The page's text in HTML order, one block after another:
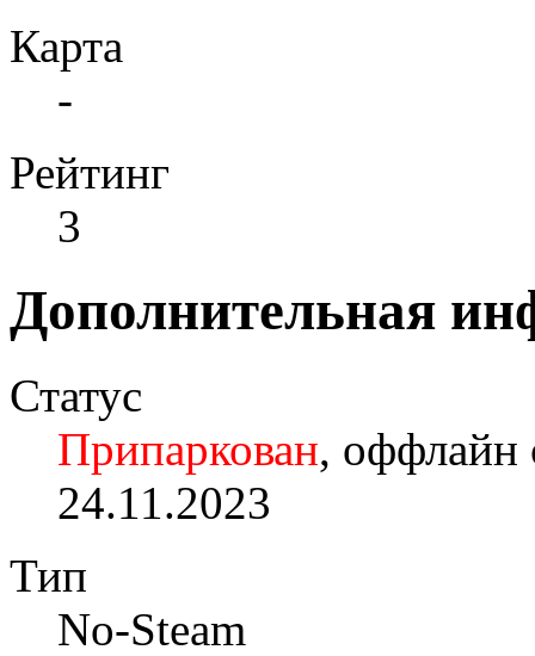
Карта
-
Рейтинг
3
Дополнительная
Статус
Припаркован, оффлайн
24.11.2023
Тип
No-Steam